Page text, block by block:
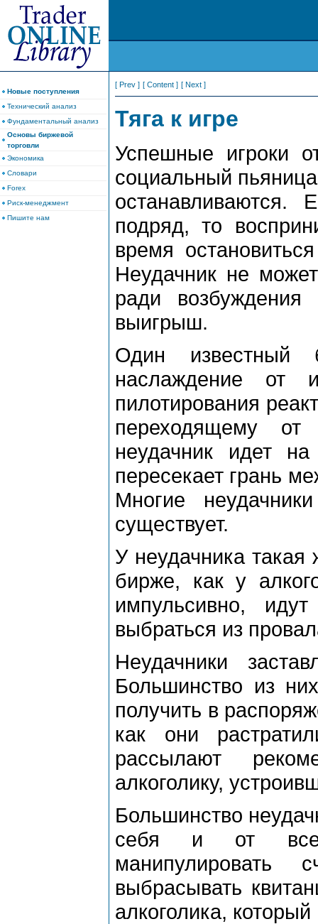
Новые поступления
Технический анализ
Фундаментальный анализ
Основы биржевой
торговли
Экономика
Словари
Forex
Риск-менеджмент
Пишите нам
[ Prev ] [ Content ] [ Next ]
Тяга к игре
Успешные игроки
социальный
останавливаются.
подряд, то
время
Неудачник не
ради
выигрыш.
Один известный
наслаждение
пилотирования
переходящему
неудачник идет
пересекает грань
Многие
существует.
У неудачника
бирже, как у
импульсивно,
выбраться из
Неудачники
Большинство из
получить в
как они
рассылают
алкоголику,
Большинство
себя и от
выбрасывать
алкоголика,